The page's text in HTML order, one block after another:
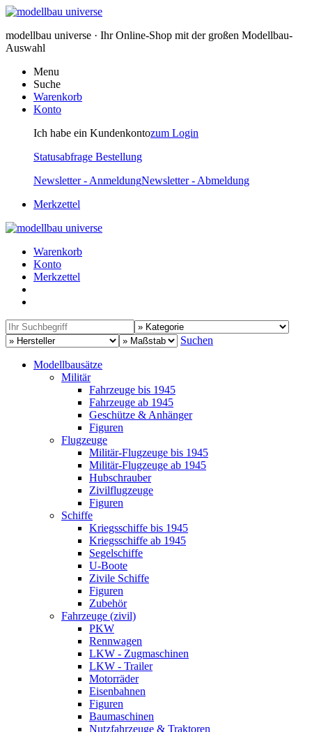
modellbau universe · Ihr Online-Shop mit der großen Modellbau-
Auswahl
Menu
Suche
Warenkorb
Konto
Ich habe ein Kundenkontozum Login
Statusabfrage Bestellung
Newsletter - AnmeldungNewsletter - Abmeldung
Merkzettel
Warenkorb
Konto
Merkzettel
Suchen
Modellbausätze
Militär
Fahrzeuge bis 1945
Fahrzeuge ab 1945
Geschütze & Anhänger
Figuren
Flugzeuge
Militär-Flugzeuge bis 1945
Militär-Flugzeuge ab 1945
Hubschrauber
Zivilflugzeuge
Figuren
Schiffe
Kriegsschiffe bis 1945
Kriegsschiffe ab 1945
Segelschiffe
U-Boote
Zivile Schiffe
Figuren
Zubehör
Fahrzeuge (zivil)
PKW
Rennwagen
LKW - Zugmaschinen
LKW - Trailer
Motorräder
Eisenbahnen
Figuren
Baumaschinen
Nutzfahrzeuge & Traktoren